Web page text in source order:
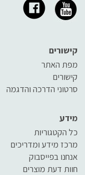
קישורים
מפת האתר
קישורים
סרטוני הדרכה והדגמה
מידע
כל הקטגוריות
מרכז מידע ומדריכים
אנחנו בפייסבוק
חוות דעת מוצרים